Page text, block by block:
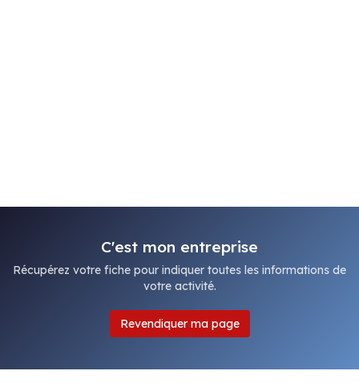
C'est mon entreprise
Récupérez votre fiche pour indiquer toutes les informations de
votre activité.
Revendiquer ma page